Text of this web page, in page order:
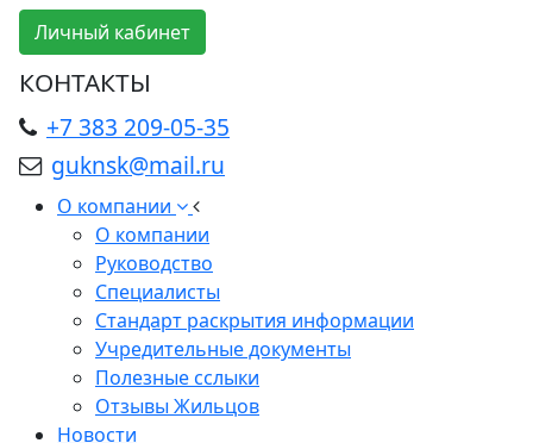
Личный кабинет
КОНТАКТЫ
+7 383 209-05-35
guknsk@mail.ru
О компании
О компании
Руководство
Специалисты
Стандарт раскрытия информации
Учредительные документы
Полезные сслыки
Отзывы Жильцов
Новости